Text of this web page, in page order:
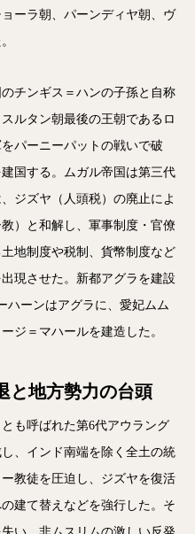
ーラ朝、パーンディヤ朝、ヴ
チンギス＝ハンの子孫と自称
ルタン朝最後の王朝であるロ
パーニーパットの戦いで破
国する。ムガル帝国は第三代
ジズヤ（人頭税）の廃止によ
）と和解し、軍事制度・官僚
地制度や税制、貨幣制度など
現させた。新都アグラを建設
ハーンはアグラに、愛妃ムム
ジ＝マハールを建造した。
と地方勢力の台頭
も呼ばれた第6代アウラング
、インド南端を除く全土の統
教徒を圧迫し、ジズヤを復活
建て替えなどを強行した。そ